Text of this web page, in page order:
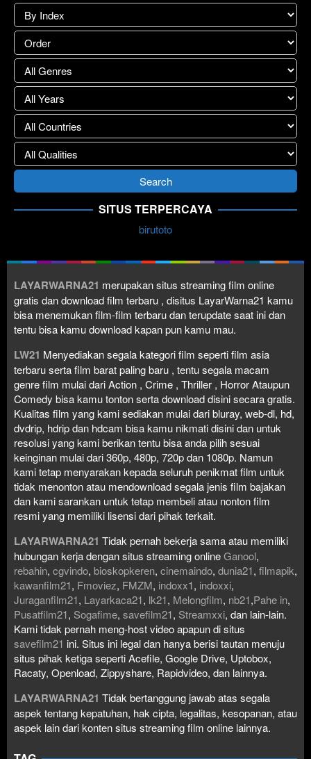
SITUS TERPERCAYA
birutoto
LAYARWARNA21 merupakan situs streaming film online
gratis dan download film terbaru , disitus LayarWarna21 kamu
bisa menemukan film-film terbaru dan terupdate saat ini dan
tentu bisa kamu download kapan pun kamu mau.
LW21 Menyediakan segala kategori film seperti film asia
terbaru serta film barat paling baru , tentu segala macam
genre film mulai dari Action , Crime , Thriller , Horror Ataupun
Comedy bisa kamu tonton serta download disini secara gratis.
Kualitas film yang kami sediakan mulai dari bluray, web-dl, hd,
dvdrip, hdrip dan hdcam bisa kamu nikmati disini dan untuk
resolusi yang kami berikan tentu bisa anda pilih sesuai
keinginan mulai dari 360p, 480p, 720p dan 1080p. Namun
kami tetap menyarakan kepada seluruh penikmat film untuk
tidak menonton atau mendownload segala jenis film bajakan
dan kami sarankan untuk tetap membeli atau nonton film
resmi yang memiliki lisensi dari pihak terkait.
LAYARWARNA21 Tidak pernah bekerja sama atau memiliki
hubungan kerja dengan situs streaming onlineGanool,
rebahin, cgvindo, bioskopkeren, cinemaindo, dunia21, filmapik,
kawanfilm21, Fmoviez, FMZM, indoxx1, indoxxi,
Juraganfilm21, Layarkaca21, lk21, Melongfilm, nb21,Pahe in,
Pusatfilm21, Sogafime, savefilm21, Streamxxi, dan lain-lain.
Kami tidak pernah meng-host video apapun di situs
savefilm21 ini. Situs ini legal dan hanya berisi tautan menuju
situs pihak ketiga seperti Acefile, Google Drive, Uptobox,
Racaty, Openload, Zippyshare, Rapidvideo, dan lainnya.
LAYARWARNA21 Tidak bertanggung jawab atas segala
aspek tentang kepatuhan, hak cipta, legalitas, kesopanan, atau
aspek lain dari konten situs streaming film online lainnya.